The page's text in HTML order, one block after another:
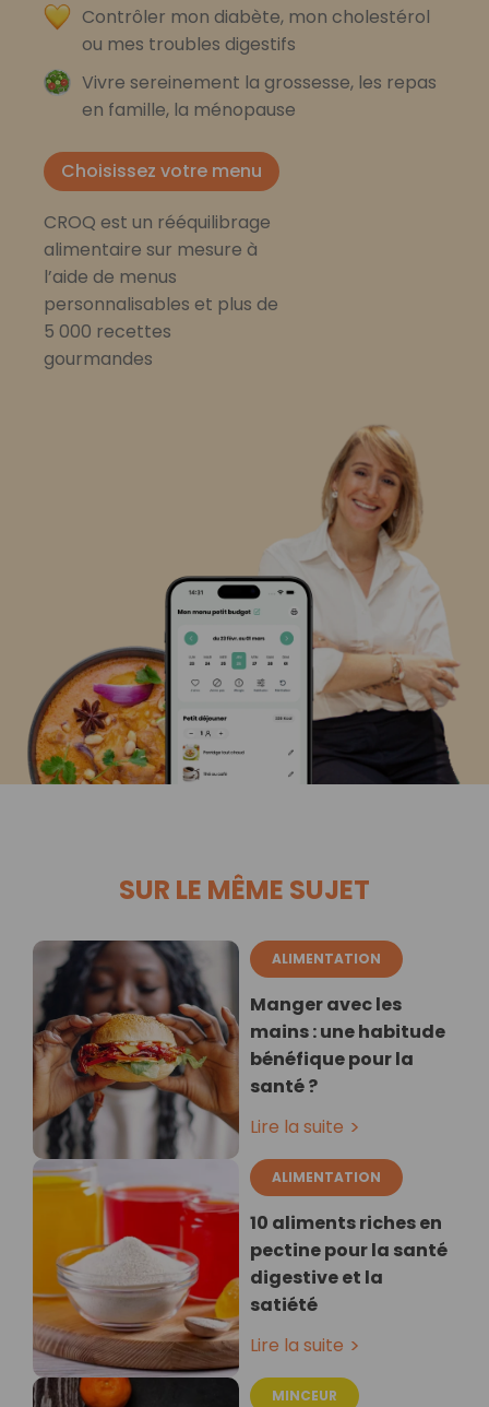
Contrôler mon diabète, mon cholestérol
ou mes troubles digestifs
Vivre sereinement la grossesse, les repas
en famille, la ménopause
Choisissez votre menu
CROQ est un rééquilibrage
alimentaire sur mesure à
l’aide de menus
personnalisables et plus de
5 000 recettes
gourmandes
SUR LE MÊME SUJET
ALIMENTATION
Manger avec les
mains : une habitude
bénéfique pour la
santé ?
Lire la suite
ALIMENTATION
10 aliments riches en
pectine pour la santé
digestive et la
satiété
Lire la suite
MINCEUR